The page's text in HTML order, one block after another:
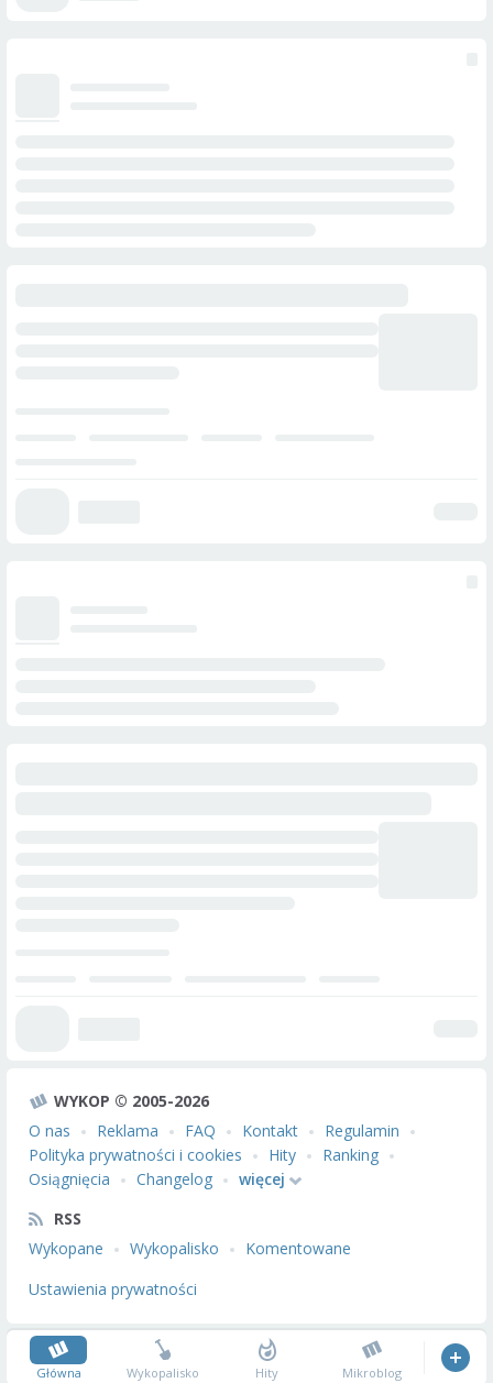
WYKOP © 2005-2026
O nas
Reklama FAQ Kontakt
Regulamin
Polityka prywatności i cookies
Hity
Ranking
Osiągnięcia
Changelog
więcej
RSS
Wykopane
Wykopalisko
Komentowane
Ustawienia prywatności
Główna Wykopalisko Hity Mikroblog